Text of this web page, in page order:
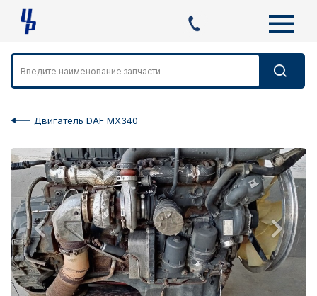
Двигатель DAF MX340